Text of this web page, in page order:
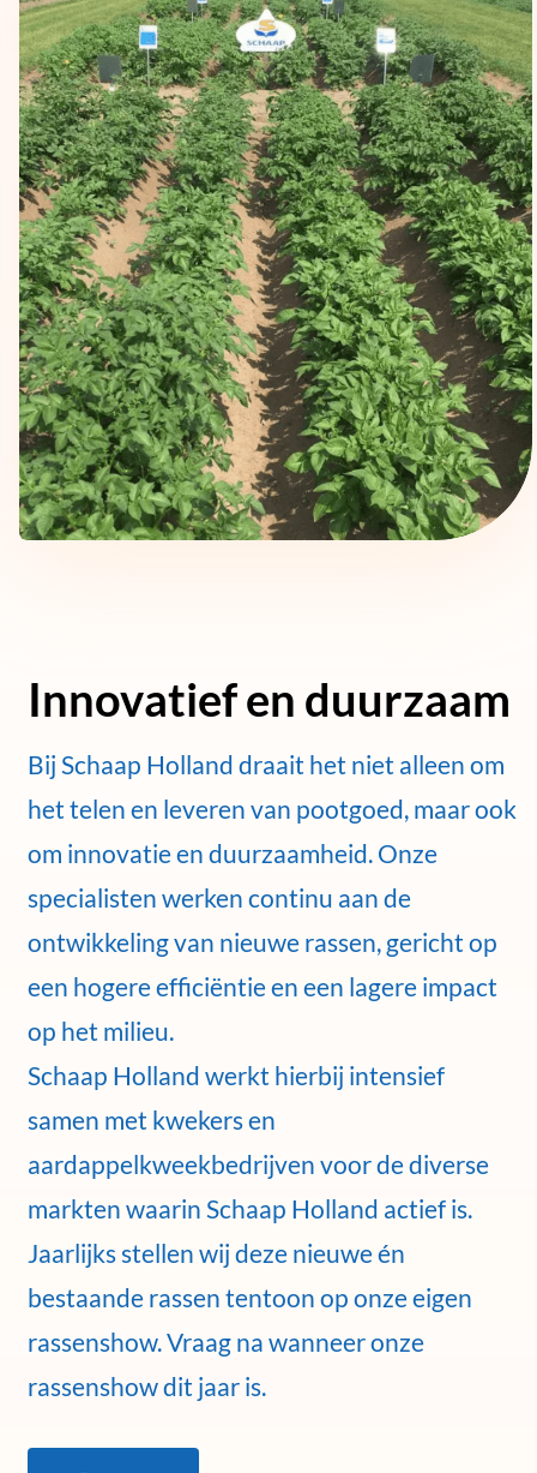
Innovatief en duurzaam
Bij Schaap Holland draait het niet alleen om
het telen en leveren van pootgoed, maar ook
om innovatie en duurzaamheid. Onze
specialisten werken continu aan de
ontwikkeling van nieuwe rassen, gericht op
een hogere efficiëntie en een lagere impact
op het milieu.
Schaap Holland werkt hierbij intensief
samen met kwekers en
aardappelkweekbedrijven voor de diverse
markten waarin Schaap Holland actief is.
Jaarlijks stellen wij deze nieuwe én
bestaande rassen tentoon op onze eigen
rassenshow. Vraag na wanneer onze
rassenshow dit jaar is.